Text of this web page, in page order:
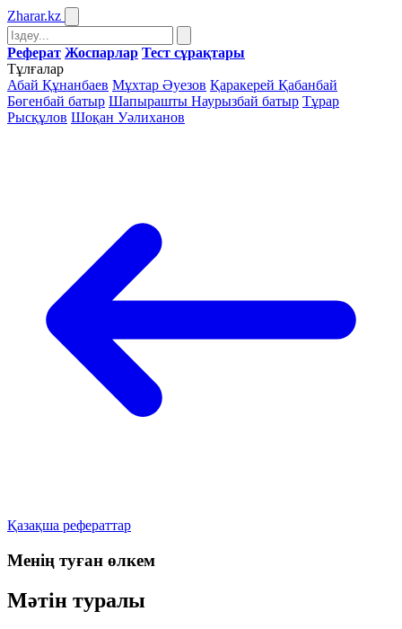
Zharar.kz
Реферат Жоспарлар Тест сұрақтары
Тұлғалар
Абай Құнанбаев Мұхтар Әуезов Қаракерей Қабанбай
Бөгенбай батыр Шапырашты Наурызбай батыр Тұрар
Рысқұлов Шоқан Уәлиханов
Қазақша рефераттар
Менің туған өлкем
Мәтін туралы